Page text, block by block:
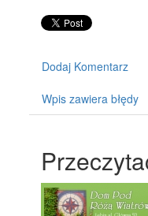
Dodaj Komentarz
Wpis zawiera błędy